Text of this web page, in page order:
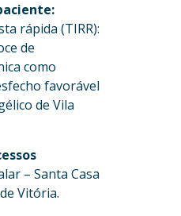
rápida (TIRR):
de
como
favorável
de Vila
– Santa Casa
Vitória.